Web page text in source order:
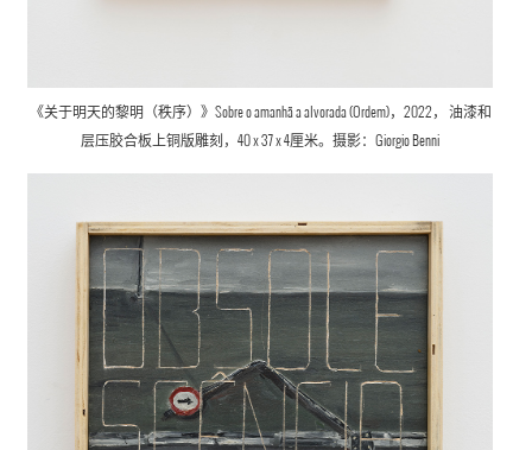
《关于明天的黎明（秩序）》Sobre o amanhã a alvorada (Ordem)，2022， 油漆和
层压胶合板上铜版雕刻，40 x 37 x 4厘米。摄影：Giorgio Benni